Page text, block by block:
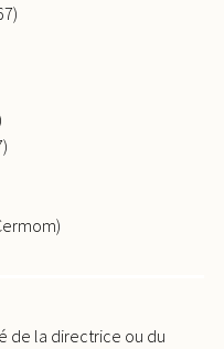
de la directrice ou du